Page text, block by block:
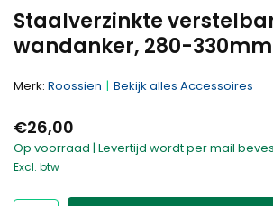
Staalverzinkte
wandanker, 280-330mm
Merk: Roossien Bekijk alles Accessoires
€26,00
Op voorraad | Levertijd wordt per mail
Excl. btw